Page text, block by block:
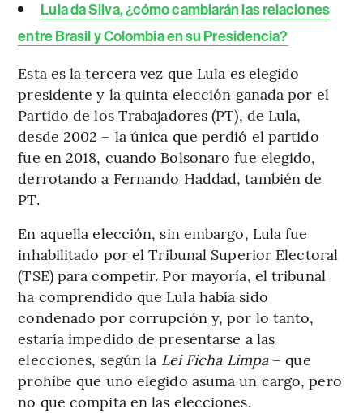
Lula da Silva, ¿cómo cambiarán las relaciones
entre Brasil y Colombia en su Presidencia?
Esta es la tercera vez que Lula es elegido
presidente y la quinta elección ganada por el
Partido de los Trabajadores (PT), de Lula,
desde 2002 – la única que perdió el partido
fue en 2018, cuando Bolsonaro fue elegido,
derrotando a Fernando Haddad, también de
PT.
En aquella elección, sin embargo, Lula fue
inhabilitado por el Tribunal Superior Electoral
(TSE) para competir. Por mayoría, el tribunal
ha comprendido que Lula había sido
condenado por corrupción y, por lo tanto,
estaría impedido de presentarse a las
elecciones, según la Lei Ficha Limpa– que
prohíbe que uno elegido asuma un cargo, pero
no que compita en las elecciones.